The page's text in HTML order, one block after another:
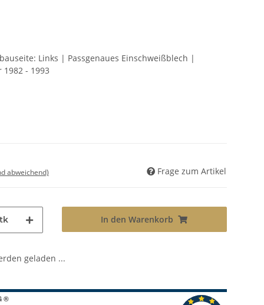
Links | Passgenaues Einschweißblech |
- 1993
abweichend) Frage zum Artikel
In den Warenkorb
geladen ...